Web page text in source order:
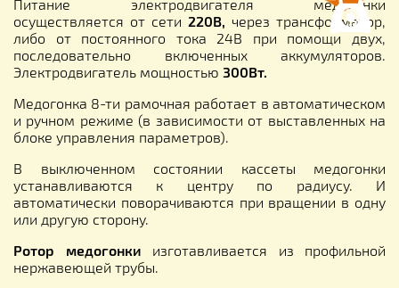
Питание электродвигателя медогонки
осуществляется от сети 220В, через трансформатор,
либо от постоянного тока 24В при помощи двух,
последовательно включенных аккумуляторов.
Электродвигатель мощностью 300Вт.
Медогонка 8-ти рамочная работает в автоматическом
и ручном режиме (в зависимости от выставленных на
блоке управления параметров).
В выключенном состоянии кассеты медогонки
устанавливаются к центру по радиусу. И
автоматически поворачиваются при вращении в одну
или другую сторону.
Ротор медогонки изготавливается из профильной
нержавеющей трубы.